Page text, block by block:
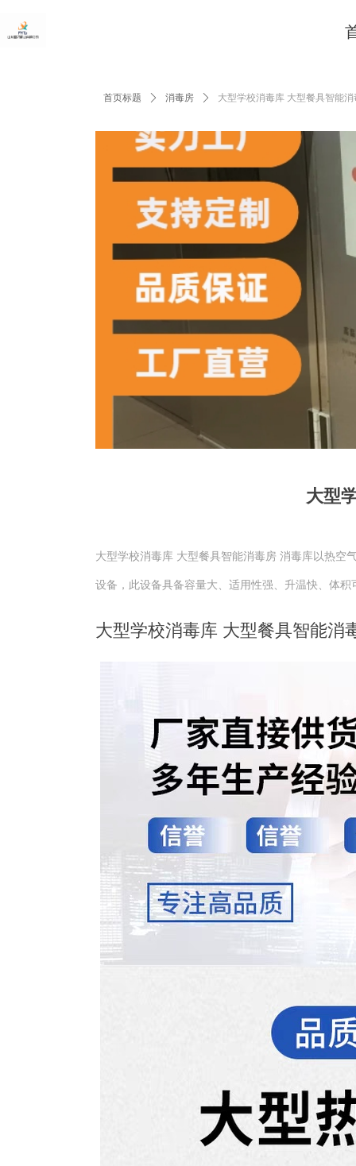
首页标题 ꄲ 消毒房 ꄲ 大型学校消毒库 大型餐具智能
大型
大型学校消毒库 大型餐具智能消毒房 消毒库以热空
设备，此设备具备容量大、适用性强、升温快、体
大型学校消毒库 大型餐具智能消